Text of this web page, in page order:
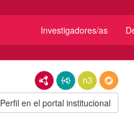
Investigadores/as
RDF/XMLJSON-LDN3/Turtle
Perfil en el portal institucional